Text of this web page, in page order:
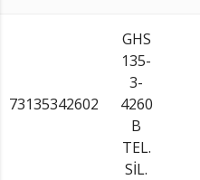
73135342602
GHS
135-
3-
4260
B
TEL.
SİL.